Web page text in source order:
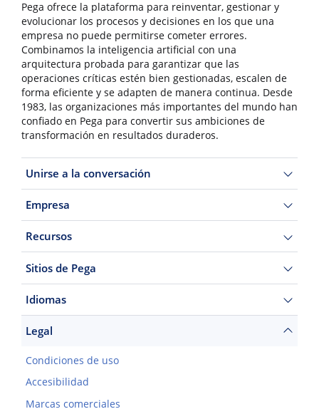
Pega ofrece la plataforma para reinventar, gestionar y
evolucionar los procesos y decisiones en los que una
empresa no puede permitirse cometer errores.
Combinamos la inteligencia artificial con una
arquitectura probada para garantizar que las
operaciones críticas estén bien gestionadas, escalen de
forma eficiente y se adapten de manera continua. Desde
1983, las organizaciones más importantes del mundo han
confiado en Pega para convertir sus ambiciones de
transformación en resultados duraderos.
Unirse a la conversación
Empresa
Recursos
Sitios de Pega
Idiomas
Legal
Condiciones de uso
Accesibilidad
Marcas comerciales